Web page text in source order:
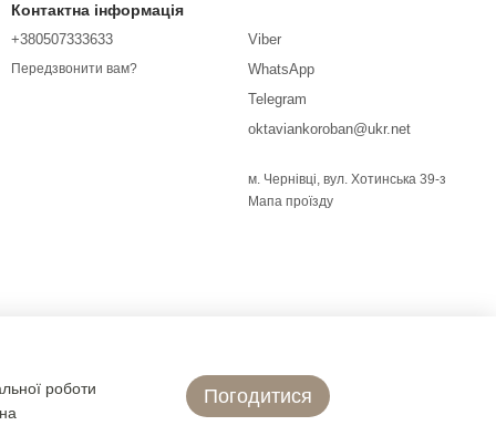
Контактна інформація
+380507333633
Передзвонити вам?
Viber
WhatsApp
Telegram
oktaviankoroban@ukr.net
м. Чернівці, вул. Хотинська 39-з
Мапа проїзду
роботи
Погодитися